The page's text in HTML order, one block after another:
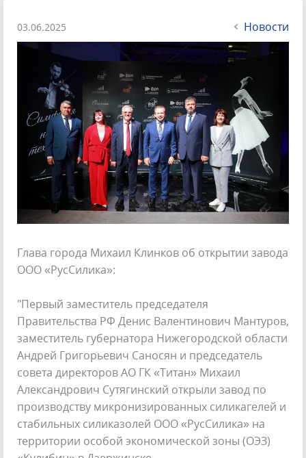
03.06.2025 Новости
Глава города Михаил Клинков об открытии завода
ООО «РусСилика»:
"Первый заместитель председателя
Правительства РФ Денис Валентинович Мантуров,
заместитель губернатора Нижегородской области
Андрей Григорьевич Саносян и председатель
совета директоров АО ГК «Титан» Михаил
Александрович Сутягинский открыли завод по
производству микронизированных силикагелей и
стабильных силиказолей ООО «РусСилика» на
территории особой экономической зоны (ОЭЗ)